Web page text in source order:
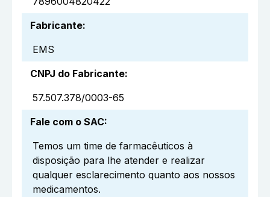
Fabricante:
EMS
CNPJ do Fabricante:
57.507.378/0003-65
Fale com o SAC:
Temos um time de farmacêuticos à
disposição para lhe atender e realizar
qualquer esclarecimento quanto aos nossos
medicamentos.